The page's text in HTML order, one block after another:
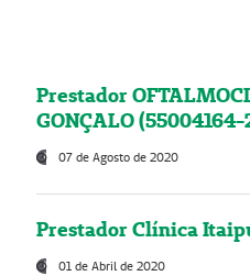
Prestador
GONÇALO (55004164-
07 de Agosto de 2020
Prestador Clínica
01 de Abril de 2020